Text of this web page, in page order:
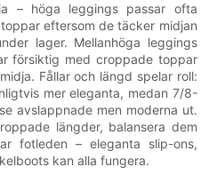
– höga leggings passar ofta
eftersom de täcker midjan
lager. Mellanhöga leggings
försiktig med croppade toppar
Fållar och längd spelar roll:
mer eleganta, medan 7/8-
avslappnade men moderna ut.
längder, balansera dem
fotleden – eleganta slip-ons,
kan alla fungera.